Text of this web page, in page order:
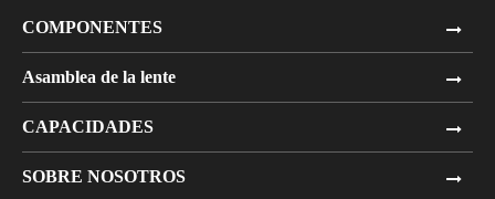
COMPONENTES
Asamblea de la lente
CAPACIDADES
SOBRE NOSOTROS